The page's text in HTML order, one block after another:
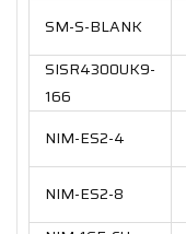
SM-S-BLANK
SISR4300UK9-
166
NIM-ES2-4
NIM-ES2-8